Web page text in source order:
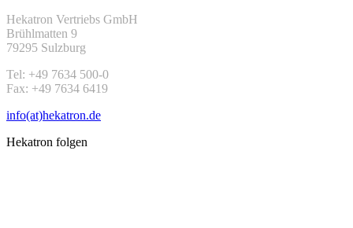
Hekatron Vertriebs GmbH
Brühlmatten 9
79295 Sulzburg
Tel: +49 7634 500-0
Fax: +49 7634 6419
info(at)hekatron.de
Hekatron folgen